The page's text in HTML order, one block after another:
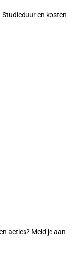
Studieduur en kosten
acties? Meld je aan